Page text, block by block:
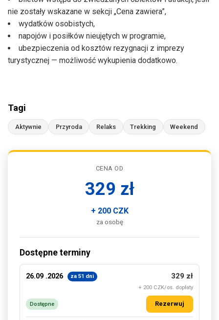
dzikich części czeskiego skalnego miasta.
Po zakończeniu zwiedzania czas wolny na odpoczynek,
obiad, kawę lub zakup pamiątek.
W godzinach wieczornych wyjazd w drogę powrotną do
nocnych.
nie zostały wskazane w sekcji „Cena zawiera”,
wydatków osobistych,
napojów i posiłków nieujętych w programie,
ubezpieczenia od kosztów rezygnacji z imprezy
turystycznej — możliwość wykupienia dodatkowo.
Tagi
Aktywnie Przyroda Relaks Trekking Weekend
CENA OD
329 zł
+ 200 CZK
za osobę
Dostępne terminy
26.09 .2026 za 51 dni 329 zł
+ 200 CZK/os. dopłaty
Dostępne Rezerwuj